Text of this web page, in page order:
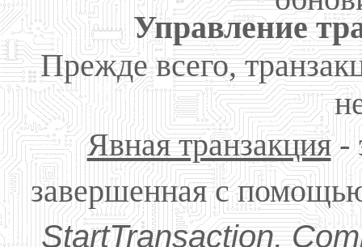
Управление
Прежде всего,
Явная транзакция-
завершенная с
StartTransaction,